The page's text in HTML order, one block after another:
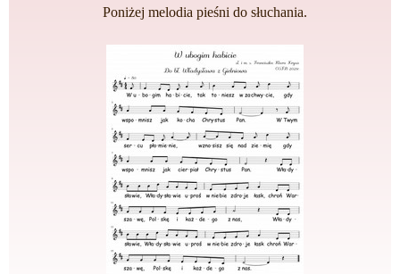
Poniżej melodia pieśni do słuchania.